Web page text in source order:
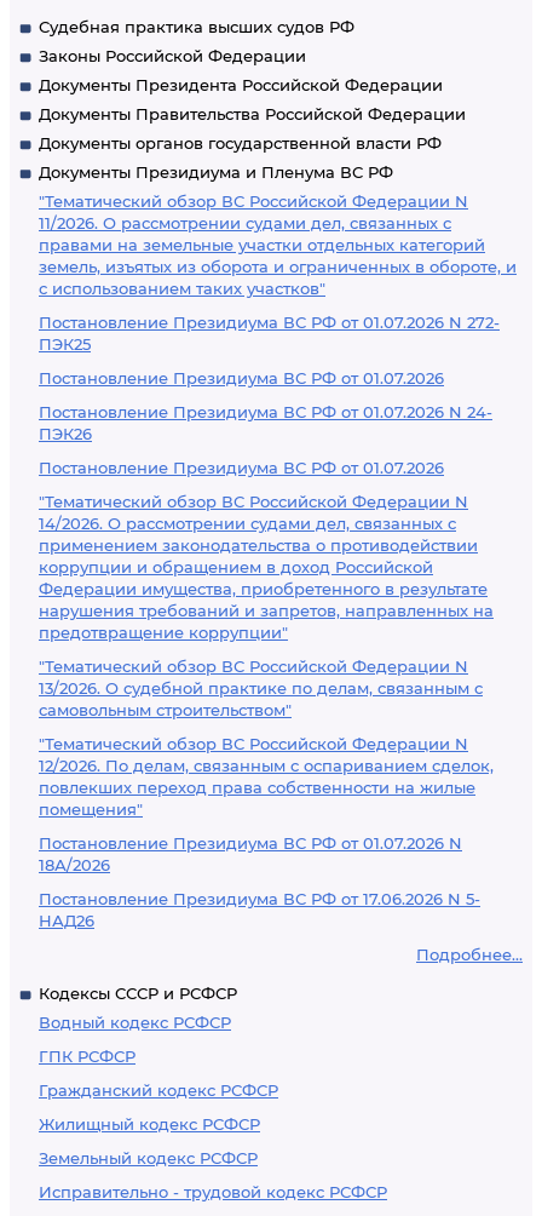
Судебная практика высших судов РФ
Законы Российской Федерации
Документы Президента Российской Федерации
Документы Правительства Российской Федерации
Документы органов государственной власти РФ
Документы Президиума и Пленума ВС РФ
"Тематический обзор ВС Российской Федерации N
11/2026. О рассмотрении судами дел, связанных с
правами на земельные участки отдельных категорий
земель, изъятых из оборота и ограниченных в обороте, и
с использованием таких участков"
Постановление Президиума ВС РФ от 01.07.2026 N 272-
ПЭК25
Постановление Президиума ВС РФ от 01.07.2026
Постановление Президиума ВС РФ от 01.07.2026 N 24-
ПЭК26
Постановление Президиума ВС РФ от 01.07.2026
"Тематический обзор ВС Российской Федерации N
14/2026. О рассмотрении судами дел, связанных с
применением законодательства о противодействии
коррупции и обращением в доход Российской
Федерации имущества, приобретенного в результате
нарушения требований и запретов, направленных на
предотвращение коррупции"
"Тематический обзор ВС Российской Федерации N
13/2026. О судебной практике по делам, связанным с
самовольным строительством"
"Тематический обзор ВС Российской Федерации N
12/2026. По делам, связанным с оспариванием сделок,
повлекших переход права собственности на жилые
помещения"
Постановление Президиума ВС РФ от 01.07.2026 N
18А/2026
Постановление Президиума ВС РФ от 17.06.2026 N 5-
НАД26
Подробнее...
Кодексы СССР и РСФСР
Водный кодекс РСФСР
ГПК РСФСР
Гражданский кодекс РСФСР
Жилищный кодекс РСФСР
Земельный кодекс РСФСР
Исправительно - трудовой кодекс РСФСР